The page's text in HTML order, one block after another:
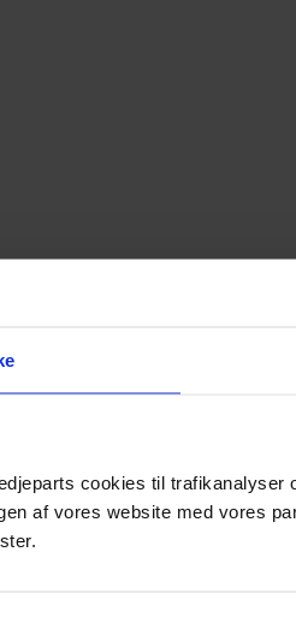
cookies til
af vores website med vores